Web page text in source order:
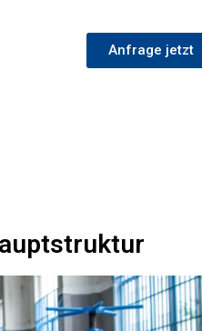
Anfrage jetzt